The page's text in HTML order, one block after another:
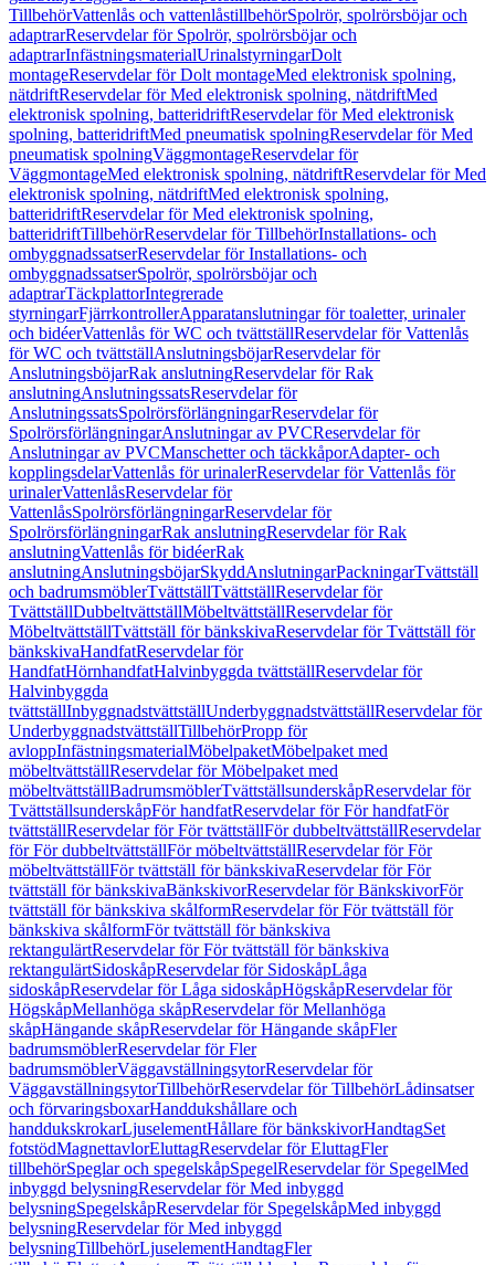
TillbehörVattenlås och vattenlåstillbehörSpolrör, spolrörsböjar och
adaptrarReservdelar för Spolrör, spolrörsböjar och
adaptrarInfästningsmaterialUrinalstyrningarDolt
montageReservdelar för Dolt montageMed elektronisk spolning,
nätdriftReservdelar för Med elektronisk spolning, nätdriftMed
elektronisk spolning, batteridriftReservdelar för Med elektronisk
spolning, batteridriftMed pneumatisk spolningReservdelar för Med
pneumatisk spolningVäggmontageReservdelar för
VäggmontageMed elektronisk spolning, nätdriftReservdelar för Med
elektronisk spolning, nätdriftMed elektronisk spolning,
batteridriftReservdelar för Med elektronisk spolning,
batteridriftTillbehörReservdelar för TillbehörInstallations- och
ombyggnadssatserReservdelar för Installations- och
ombyggnadssatserSpolrör, spolrörsböjar och
adaptrarTäckplattorIntegrerade
styrningarFjärrkontrollerApparatanslutningar för toaletter, urinaler
och bidéerVattenlås för WC och tvättställReservdelar för Vattenlås
för WC och tvättställAnslutningsböjarReservdelar för
AnslutningsböjarRak anslutningReservdelar för Rak
anslutningAnslutningssatsReservdelar för
AnslutningssatsSpolrörsförlängningarReservdelar för
SpolrörsförlängningarAnslutningar av PVCReservdelar för
Anslutningar av PVCManschetter och täckkåporAdapter- och
kopplingsdelarVattenlås för urinalerReservdelar för Vattenlås för
urinalerVattenlåsReservdelar för
VattenlåsSpolrörsförlängningarReservdelar för
SpolrörsförlängningarRak anslutningReservdelar för Rak
anslutningVattenlås för bidéerRak
anslutningAnslutningsböjarSkyddAnslutningarPackningarTvättställ
och badrumsmöblerTvättställTvättställReservdelar för
TvättställDubbeltvättställMöbeltvättställReservdelar för
MöbeltvättställTvättställ för bänkskivaReservdelar för Tvättställ för
bänkskivaHandfatReservdelar för
HandfatHörnhandfatHalvinbyggda tvättställReservdelar för
Halvinbyggda
tvättställInbyggnadstvättställUnderbyggnadstvättställReservdelar för
UnderbyggnadstvättställTillbehörPropp för
avloppInfästningsmaterialMöbelpaketMöbelpaket med
möbeltvättställReservdelar för Möbelpaket med
möbeltvättställBadrumsmöblerTvättställsunderskåpReservdelar för
TvättställsunderskåpFör handfatReservdelar för För handfatFör
tvättställReservdelar för För tvättställFör dubbeltvättställReservdelar
för För dubbeltvättställFör möbeltvättställReservdelar för För
möbeltvättställFör tvättställ för bänkskivaReservdelar för För
tvättställ för bänkskivaBänkskivorReservdelar för BänkskivorFör
tvättställ för bänkskiva skålformReservdelar för För tvättställ för
bänkskiva skålformFör tvättställ för bänkskiva
rektangulärtReservdelar för För tvättställ för bänkskiva
rektangulärtSidoskåpReservdelar för SidoskåpLåga
sidoskåpReservdelar för Låga sidoskåpHögskåpReservdelar för
HögskåpMellanhöga skåpReservdelar för Mellanhöga
skåpHängande skåpReservdelar för Hängande skåpFler
badrumsmöblerReservdelar för Fler
badrumsmöblerVäggavställningsytorReservdelar för
VäggavställningsytorTillbehörReservdelar för TillbehörLådinsatser
och förvaringsboxarHanddukshållare och
handdukskrokarLjuselementHållare för bänkskivorHandtagSet
fotstödMagnettavlorEluttagReservdelar för EluttagFler
tillbehörSpeglar och spegelskåpSpegelReservdelar för SpegelMed
inbyggd belysningReservdelar för Med inbyggd
belysningSpegelskåpReservdelar för SpegelskåpMed inbyggd
belysningReservdelar för Med inbyggd
belysningTillbehörLjuselementHandtagFler